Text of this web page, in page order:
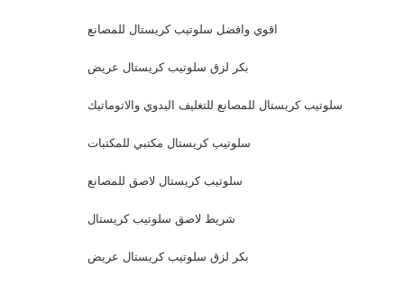
اقوي وافضل سلوتيب كريستال للمصانع
بكر لزق سلوتيب كريستال عريض
سلوتيب كريستال للمصانع للتغليف اليدوي والاتوماتيك
سلوتيب كريستال مكتبي للمكتبات
سلوتيب كريستال لاصق للمصانع
شريط لاصق سلوتيب كريستال
بكر لزق سلوتيب كريستال عريض